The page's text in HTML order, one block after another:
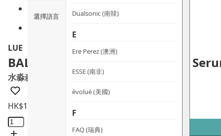
選擇語言 Dualsonic (南韓)
E
Ere Perez (澳洲)
ESSE (南非)
évolué (美國)
F
FAQ (瑞典)
LUE
BALANCE Hydrating & Calming
水淼淼
HK$135.0
水
淼